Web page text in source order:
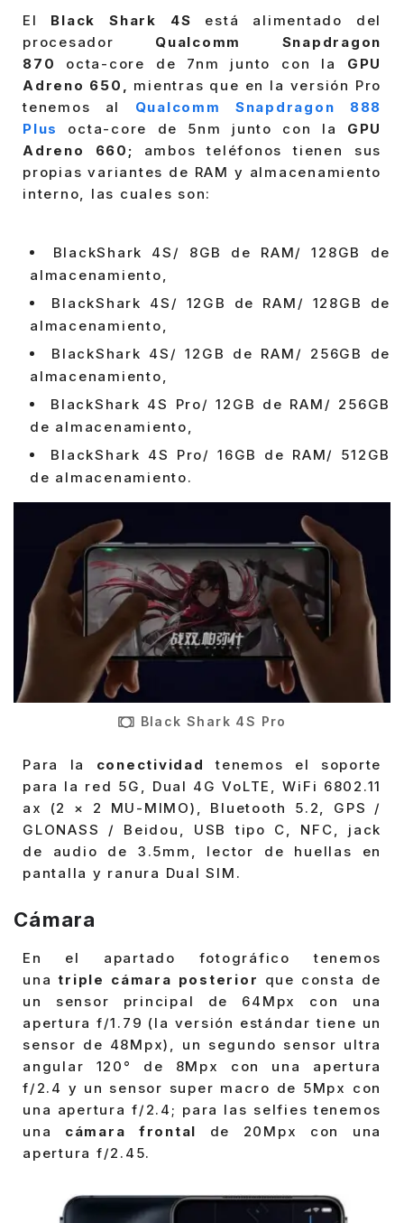
El Black Shark 4S está alimentado del
procesador Qualcomm Snapdragon
870 octa-core de 7nm junto con la GPU
Adreno 650, mientras que en la versión Pro
tenemos al Qualcomm Snapdragon 888
Plus
octa-core de 5nm junto con la GPU
Adreno 660; ambos teléfonos tienen sus
propias variantes de RAM y almacenamiento
interno, las cuales son:
BlackShark 4S/ 8GB de RAM/ 128GB de
almacenamiento,
BlackShark 4S/ 12GB de RAM/ 128GB de
almacenamiento,
BlackShark 4S/ 12GB de RAM/ 256GB de
almacenamiento,
BlackShark 4S Pro/ 12GB de RAM/ 256GB
de almacenamiento,
BlackShark 4S Pro/ 16GB de RAM/ 512GB
de almacenamiento.
Black Shark 4S Pro
Para la conectividadtenemos el soporte
para la red 5G, Dual 4G VoLTE, WiFi 6802.11
ax (2 × 2 MU-MIMO), Bluetooth 5.2, GPS /
GLONASS / Beidou, USB tipo C, NFC, jack
de audio de 3.5mm, lector de huellas en
pantalla y ranura Dual SIM.
Cámara
En el apartado fotográfico tenemos
unatriple cámara posterior que consta de
un sensor principal de 64Mpx con una
apertura f/1.79 (la versión estándar tiene un
sensor de 48Mpx), un segundo sensor ultra
angular 120° de 8Mpx con una apertura
f/2.4 y un sensor super macro de 5Mpx con
una apertura f/2.4; para las selfies tenemos
una cámara frontal de 20Mpx con una
apertura f/2.45.